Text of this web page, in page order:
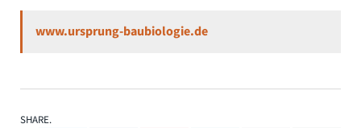
www.ursprung-baubiologie.de
SHARE.